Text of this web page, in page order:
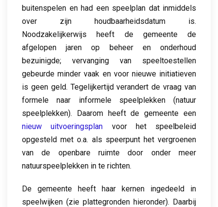
buitenspelen en had een speelplan dat inmiddels
over zijn houdbaarheidsdatum is.
Noodzakelijkerwijs heeft de gemeente de
afgelopen jaren op beheer en onderhoud
bezuinigde; vervanging van speeltoestellen
gebeurde minder vaak en voor nieuwe initiatieven
is geen geld. Tegelijkertijd verandert de vraag van
formele naar informele speelplekken (natuur
speelplekken). Daarom heeft de gemeente een
nieuw uitvoeringsplan voor het speelbeleid
opgesteld met o.a. als speerpunt het vergroenen
van de openbare ruimte door onder meer
natuurspeelplekken in te richten.
De gemeente heeft haar kernen ingedeeld in
speelwijken (zie plattegronden hieronder). Daarbij